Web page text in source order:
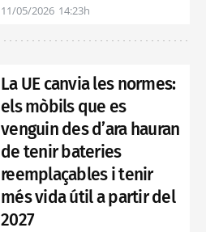
11/05/2026 14:23h
La UE canvia les normes:
els mòbils que es
venguin des d’ara hauran
de tenir bateries
reemplaçables i tenir
més vida útil a partir del
2027